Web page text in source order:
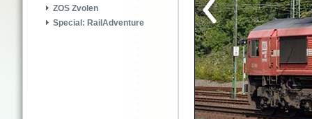
ZOS Zvolen
Special: RailAdventure